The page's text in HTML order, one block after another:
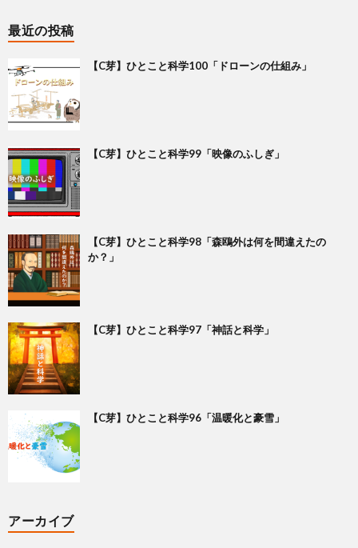
最近の投稿
【C芽】ひとこと科学100「ドローンの仕組み」
【C芽】ひとこと科学99「映像のふしぎ」
【C芽】ひとこと科学98「森鴎外は何を間違えたの
か？」
【C芽】ひとこと科学97「神話と科学」
【C芽】ひとこと科学96「温暖化と豪雪」
アーカイブ